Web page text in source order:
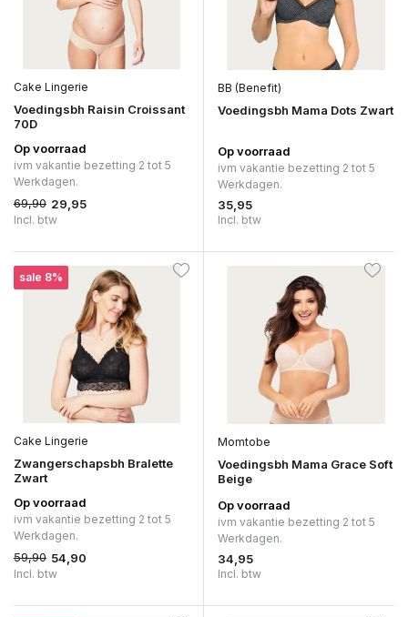
Cake Lingerie
Voedingsbh Raisin Croissant
70D
Op voorraad
ivm vakantie bezetting 2 tot 5
Werkdagen.
69,90 29,95
Incl. btw
BB (Benefit)
Voedingsbh Mama Dots Zwart
Op voorraad
ivm vakantie bezetting 2 tot 5
Werkdagen.
35,95
Incl. btw
sale 8%
Cake Lingerie
Zwangerschapsbh Bralette
Zwart
Op voorraad
ivm vakantie bezetting 2 tot 5
Werkdagen.
59,90 54,90
Incl. btw
Momtobe
Voedingsbh Mama Grace Soft
Beige
Op voorraad
ivm vakantie bezetting 2 tot 5
Werkdagen.
34,95
Incl. btw